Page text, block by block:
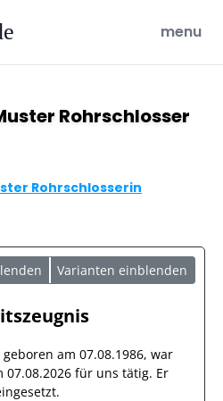
open
menu
Rohrschlosser
Rohrschlosserin
Varianten einblenden
geboren am 07.08.1986, war
07.08.2026 für uns tätig. Er